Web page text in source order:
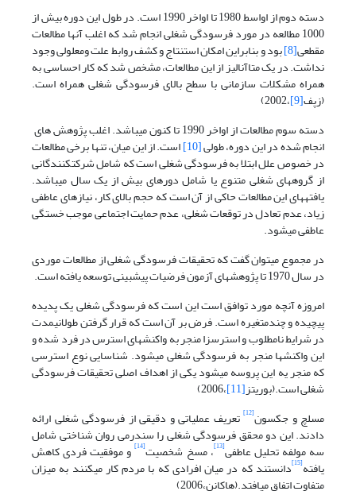
دسته دوم از اواسط 1980 تا اواخر 1990 است. در طول این دوره بیش از
1000 مطالعه در مورد فرسودگی شغلی انجام شد که اغلب آن­ها مطالعات
مقطعی[8] بود و بنابراین امکان استنتاج و کشف روابط علت ومعلولی وجود
نداشت. در یک متاآنالیز از این مطالعات، مشخص شد که کار احساسی به
همراه مشکلات سازمانی با سطح بالای فرسودگی شغلی همراه است.
(زپف[9] ،2002)
دسته سوم مطالعات از اواخر 1990 تا کنون می­باشد. اغلب پژوهش های
انجام شده در این دوره، طولی[10] است. از این میان، تنها برخی مطالعات
در خصوص علل ابتلا به فرسودگی شغلی است که شامل شرکت­کنندگانی
از گروه­های شغلی متنوع یا شامل دوره­ای بیش از یک سال می­باشد.
یافته­های این مطالعات حاکی از آن است که حجم بالای کار، نیازهای عاطفی
زیاد، عدم تعادل در توقعات شغلی، عدم حمایت اجتماعی موجب خستگی
عاطفی می­شود.
در مجموع می­توان گفت که تحقیقات فرسودگی شغلی از مطالعات موردی
در سال 1970 تا پژوهش­های آزمون فرضیات پیش­بینی توسعه یافته است.
امروزه آنچه مورد توافق است این است که فرسودگی شغلی یک پدیده
پیچیده و چندمتغیره است. فرض بر آن است که قرار گرفتن طولانی­مدت
در شرایط نامطلوب و استرس­زا منجر به واکنش­های استرس در فرد شده و
این واکنش­ها منجر به فرسودگی شغلی می­شود. شناسایی نوع استرسی
که منجر یه این پروسه می­شود یکی از اهداف اصلی تحقیقات فرسودگی
شغلی است.(بوریتز[11]
،2006)
مسلچ و جکسون[12] تعریف عملیاتی و دقیقی از فرسودگی شغلی ارائه
دادند. این دو محقق فرسودگی شغلی را سندرمی روان شناختی شامل
سه مولفه تحلیل عاطفی[13] ، مسخ شخصیت[14] و موفقیت فردی کاهش
یافته[15] دانستند که در میان افرادی که با مردم کار می­کنند به میزان
متفاوت اتفاق می­­افتد.(هاکانن،2006)